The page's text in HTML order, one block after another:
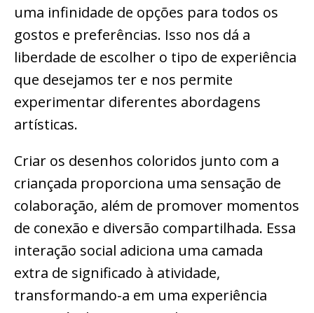
uma infinidade de opções para todos os
gostos e preferências. Isso nos dá a
liberdade de escolher o tipo de experiência
que desejamos ter e nos permite
experimentar diferentes abordagens
artísticas.
Criar os desenhos coloridos junto com a
criançada proporciona uma sensação de
colaboração, além de promover momentos
de conexão e diversão compartilhada. Essa
interação social adiciona uma camada
extra de significado à atividade,
transformando-a em uma experiência